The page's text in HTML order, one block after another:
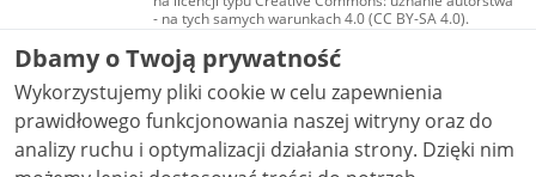
- na tych samych warunkach 4.0 (CC BY-SA 4.0).
Materiały audiowizualne, w tym zdjęcia, materiały
audio i wideo, są udostępniane na licencji typu
Creative Commons: uznanie autorstwa użycie
niekomercyjne - bez utworów zależnych 4.0 (CC BY-
NC-ND 4.0), o ile nie jest to stwierdzone inaczej.
Dbamy o Twoją prywatność
Wykorzystujemy pliki cookie w celu zapewnienia
prawidłowego funkcjonowania naszej witryny oraz do
analizy ruchu i optymalizacji działania strony. Dzięki nim